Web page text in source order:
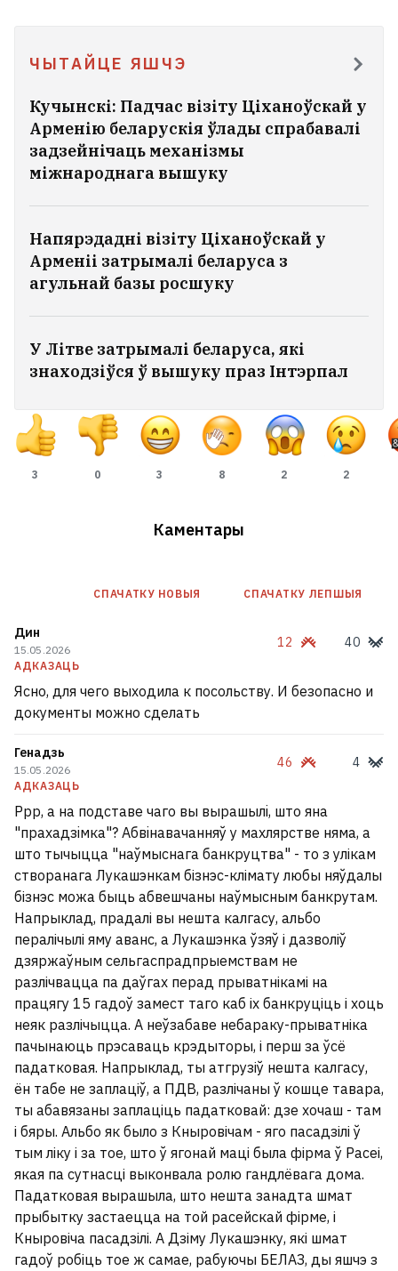
ЧЫТАЙЦЕ ЯШЧЭ
Кучынскі: Падчас візіту Ціханоўскай у
Арменію беларускія ўлады спрабавалі
задзейнічаць механізмы
міжнароднага вышуку
Напярэдадні візіту Ціханоўскай у
Арменіі затрымалі беларуса з
агульнай базы росшуку
У Літве затрымалі беларуса, які
знаходзіўся ў вышуку праз Інтэрпал
3 0 3 8 2 2
Каментары
СПАЧАТКУ НОВЫЯ СПАЧАТКУ ЛЕПШЫЯ
Дин
15.05.2026
АДКАЗАЦЬ
12 40
Ясно, для чего выходила к посольству. И безопасно и
документы можно сделать
Генадзь
15.05.2026
АДКАЗАЦЬ
46 4
Ppp, а на подставе чаго вы вырашылi, што яна
"прахадзiмка"? Абвiнавачанняў у махлярстве няма, а
што тычыцца "наўмыснага банкруцтва" - то з улікам
створанага Лукашэнкам бізнэс-клімату любы няўдалы
бізнэс можа быць абвешчаны наўмысным банкрутам.
Напрыклад, прадалі вы нешта калгасу, альбо
пералічылі яму аванс, а Лукашэнка ўзяў і дазволіў
дзяржаўным сельгаспрадпрыемствам не
разлічвацца па даўгах перад прыватнікамі на
працягу 15 гадоў замест таго каб іх банкруціць і хоць
неяк разлічыцца. А неўзабаве небараку-прыватніка
пачынаюць прэсаваць крэдыторы, і перш за ўсё
падатковая. Напрыклад, ты атгрузіў нешта калгасу,
ён табе не заплаціў, а ПДВ, разлічаны ў кошце тавара,
ты абавязаны заплаціць падатковай: дзе хочаш - там
і бяры. Альбо як было з Кныровічам - яго пасадзілі ў
тым ліку і за тое, што ў ягонай маці была фірма ў Расеі,
якая па сутнасці выконвала ролю гандлёвага дома.
Падатковая вырашыла, што нешта занадта шмат
прыбытку застаецца на той расейскай фірме, і
Кныровіча пасадзілі. А Дзіму Лукашэнку, які шмат
гадоў робіць тое ж самае, рабуючы БЕЛАЗ, ды яшчэ з
памежнікаў. У Літве гэта замоўчвалі
У Падмаскоўі загарэўся галоўны
навуковы інстытут «Раскосмаса»
Архітэктар і сузаснавальнік бюро
Zrobim architects Андрусь Бездар
выйшаў з СІЗА
8
стратэгію на выпадак вайны з Кітаем або
Расіяй
Жыхар Бабруйска знайшоў у
кватэры свайго дзядзькі
антыкварную зброю
У Светлагорскім раёне тры
чалавекі загінулі пасля
сутыкнення легкавіка з
бензавозам
Памёр футбольны калекцыянер, які
апранаў моладзь у майкі з Лукашэнкам